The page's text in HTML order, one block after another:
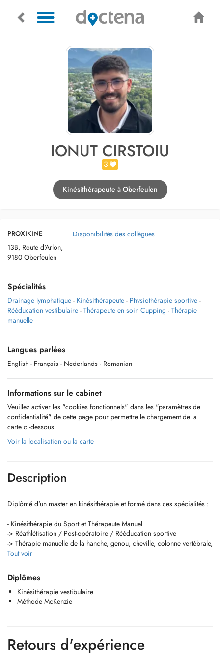
IONUT CIRSTOIU
3
Kinésithérapeute à Oberfeulen
PROXIKINE
13B, Route d'Arlon,
9180 Oberfeulen
Disponibilités des collègues
Spécialités
Drainage lymphatique - Kinésithérapeute - Physiothérapie sportive -
Rééducation vestibulaire - Thérapeute en soin Cupping - Thérapie
manuelle
Langues parlées
English - Français - Nederlands - Romanian
Informations sur le cabinet
Veuillez activer les "cookies fonctionnels" dans les "paramètres de
confidentialité" de cette page pour permettre le chargement de la
carte ci-dessous.
Voir la localisation ou la carte
Description
Diplômé d'un master en kinésithérapie et formé dans ces spécialités :
- Kinésithérapie du Sport et Thérapeute Manuel
-> Réathlétisation / Post-opératoire / Rééducation sportive
-> Thérapie manuelle de la hanche, genou, cheville, colonne vertébrale,
épaule, coude, poignet.
- Kinésithérapie vestibulaire
-> Trouble de l'équilibre / Migraines / Vertiges
- Drainage lymphatique manuel
- Méthode McKenzie
-> Douleurs de dos / Douleurs de type sciatique (sciatalgies) /
Tout voir
Diplômes
Kinésithérapie vestibulaire
Méthode McKenzie
Retours d'expérience